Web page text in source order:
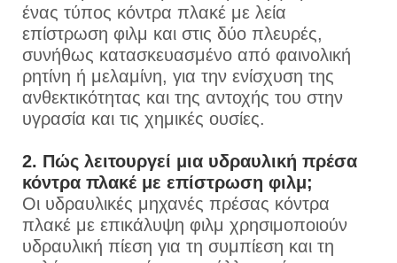
ένας τύπος κόντρα πλακέ με λεία
επίστρωση φιλμ και στις δύο πλευρές,
συνήθως κατασκευασμένο από φαινολική
ρητίνη ή μελαμίνη, για την ενίσχυση της
ανθεκτικότητας και της αντοχής του στην
υγρασία και τις χημικές ουσίες.
2. Πώς λειτουργεί μια υδραυλική πρέσα
κόντρα πλακέ με επίστρωση φιλμ;
Οι υδραυλικές μηχανές πρέσας κόντρα
πλακέ με επικάλυψη φιλμ χρησιμοποιούν
υδραυλική πίεση για τη συμπίεση και τη